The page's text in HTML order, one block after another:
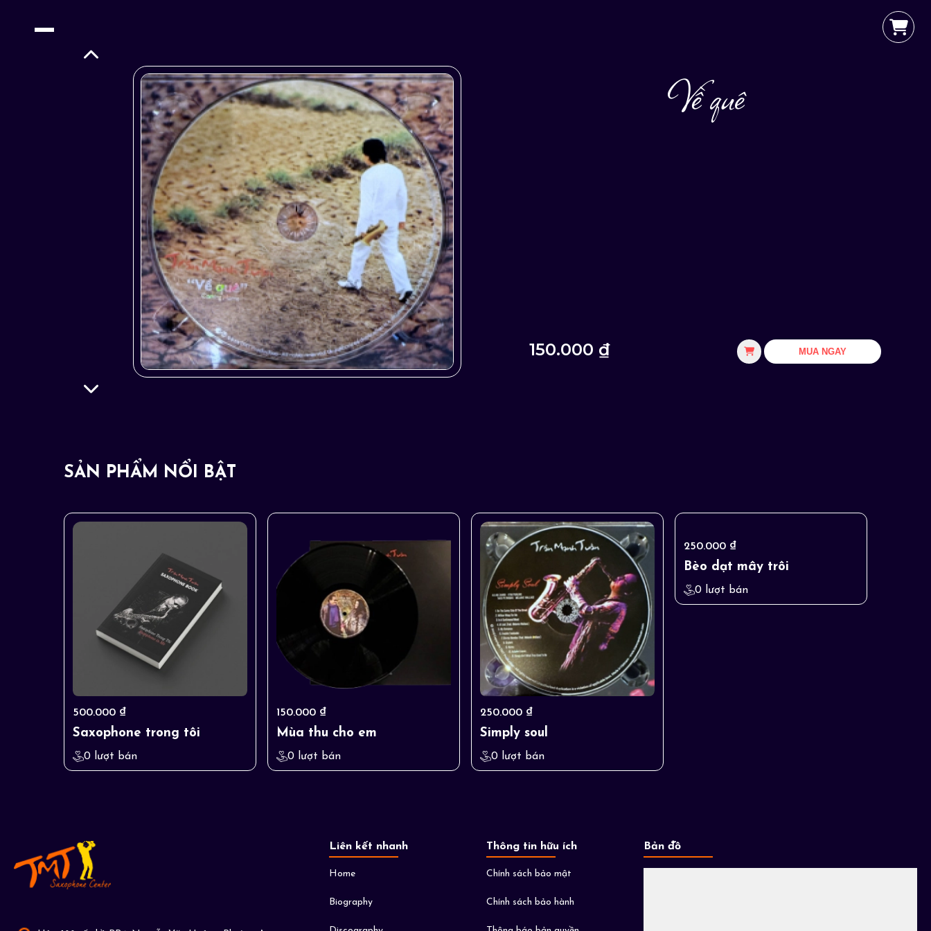
Về quê
150.000 ₫ MUA NGAY
SẢN PHẨM NỔI BẬT
500.000 ₫
Saxophone trong tôi
0 lượt bán
150.000 ₫
Mùa thu cho em
0 lượt bán
250.000 ₫
Simply soul
0 lượt bán
250.000 ₫
Bèo dạt mây trôi
0 lượt bán
Liên kết nhanh
Home
Biography
Thông tin hữu ích
Chính sách bảo mật
Chính sách bảo hành
Bản đồ